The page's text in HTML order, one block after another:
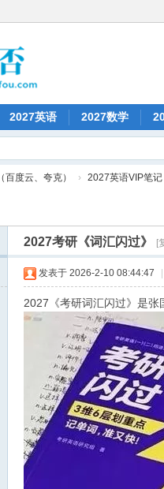
2027英语 2027数学
百度云、夸克） › 2027英语VIP笔记
2027考研《词汇闪过》 [
发表于 2026-2-10 08:44:47
2027《考研词汇闪过》是张